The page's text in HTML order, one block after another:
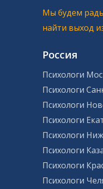
Мы будем
найти выход
Россия
Психологи
Психологи
Психологи
Психологи
Психологи
Психологи
Психологи
Психологи